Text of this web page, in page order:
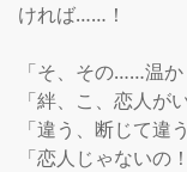
ければ……！
「そ、その……温
「絆、こ、恋人が
「違う、断じて違
「恋人じゃないの